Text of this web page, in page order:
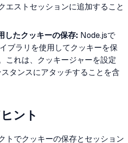
エストセッションに追加すること
たクッキーの保存: Node.jsで
ブラリを使用してクッキーを保
これは、クッキージャーを設定
タンスにアタッチすることを含
ント
トでクッキーの保存とセッション